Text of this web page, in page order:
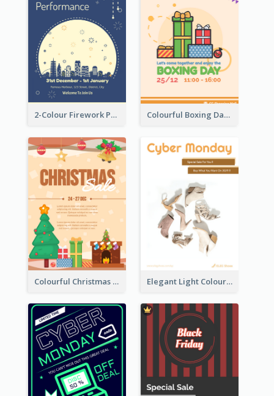
2-Colour Firework Performance With City Background Colourful Boxing Day Event Flyer With Decorations
Colourful Christmas Sale Flyer With Decorations Elegant Light Colour Cyber Monday Flyer